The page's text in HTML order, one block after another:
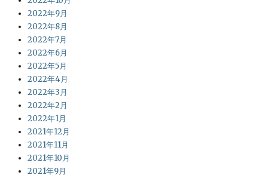
2022年9月
2022年8月
2022年7月
2022年6月
2022年5月
2022年4月
2022年3月
2022年2月
2022年1月
2021年12月
2021年11月
2021年10月
2021年9月